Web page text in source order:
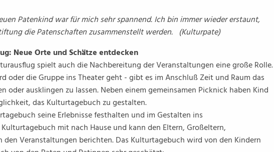
Patenkind war für mich sehr spannend. Ich bin immer wieder erstaunt,
die Patenschaften zusammenstellt werden. (Kulturpate)
Neue Orte und Schätze entdecken
spielt auch die Nachbereitung der Veranstaltungen eine große Rolle.
oder die Gruppe ins Theater geht - gibt es im Anschluß Zeit und Raum das
oder ausklingen zu lassen. Neben einem gemeinsamen Picknick haben Kind
das Kulturtagebuch zu gestalten.
seine Erlebnisse festhalten und im Gestalten ins
mit nach Hause und kann den Eltern, Großeltern,
Veranstaltungen berichten. Das Kulturtagebuch wird von den Kindern